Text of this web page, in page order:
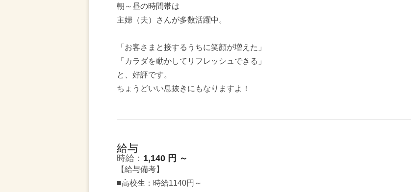
朝～昼の時間帯は
主婦（夫）さんが多数活躍中。
「お客さまと接するうちに笑顔が増えた」
「カラダを動かしてリフレッシュできる」
と、好評です。
ちょうどいい息抜きにもなりますよ！
給与
時給： 1,140 円 ～
【給与備考】
■高校生：時給1140円～